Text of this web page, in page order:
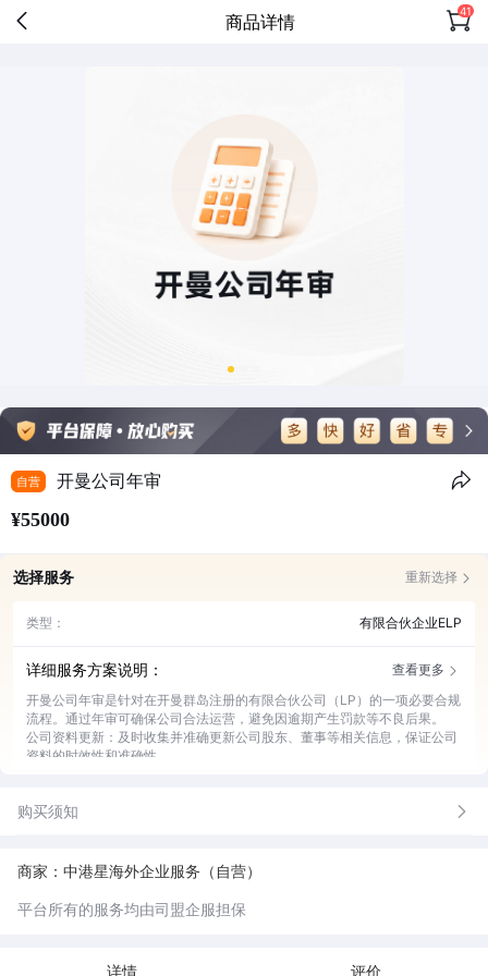
商品详情 41
自营 开曼公司年审
¥55000
选择服务 重新选择
类型： 有限合伙企业ELP
详细服务方案说明：
查看更多
开曼公司年审是针对在开曼群岛注册的有限合伙公司（LP）的一项必要合规
流程。通过年审可确保公司合法运营，避免因逾期产生罚款等不良后果。
公司资料更新：及时收集并准确更新公司股东、董事等相关信息，保证公司
资料的时效性和准确性。
合规文件整理：协助整理并准备符合开曼法律要求的年审合规文件，减轻企
后续咨询服务：为企业提供年审后的相关咨询服务，解答企业运营中的疑
购买须知
商家：中港星海外企业服务（自营）
平台所有的服务均由司盟企服担保
详情 评价